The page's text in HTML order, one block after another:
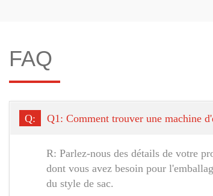
FAQ
Q: Q1: Comment trouver une machine
R: Parlez-nous des détails de votre
dont vous avez besoin pour
du style de sac.